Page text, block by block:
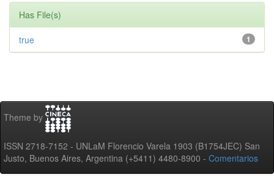
Has File(s)
1
true
Theme by
ISSN 2718-7152 - UNLaM Florencio Varela 1903 (B1754JEC) San
Justo, Buenos Aires, Argentina (+5411) 4480-8900 - Comentarios